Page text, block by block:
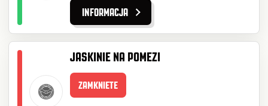
INFORMACJA
JASKINIE NA POMEZI
ZAMKNIETE